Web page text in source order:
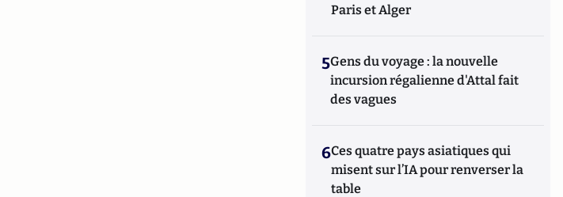
Paris et Alger
5Gens du voyage : la nouvelle
incursion régalienne d'Attal fait
des vagues
6Ces quatre pays asiatiques qui
misent sur l’IA pour renverser la
table